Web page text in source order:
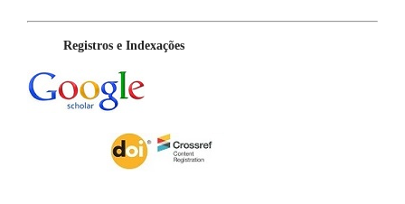
Registros e Indexações